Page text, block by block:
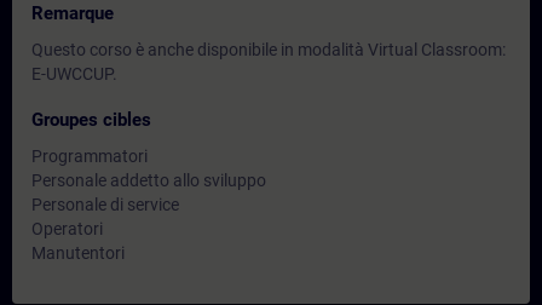
Remarque
Questo corso è anche disponibile in modalità Virtual Classroom:
E-UWCCUP.
Groupes cibles
Programmatori
Personale addetto allo sviluppo
Personale di service
Operatori
Manutentori